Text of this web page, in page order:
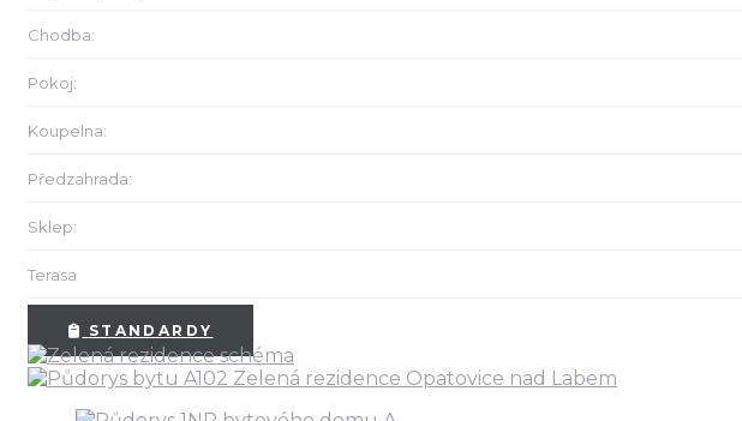
Chodba:
Pokoj:
Koupelna:
Předzahrada:
Sklep:
Terasa
STANDARDY